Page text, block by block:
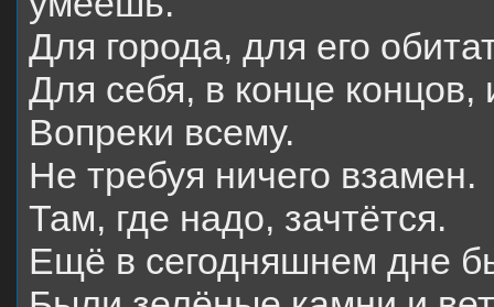
Для города, для его
Для себя, в конце концов,
Вопреки всему.
Не требуя ничего взамен.
Там, где надо, зачтётся.
Ещё в сегодняшнем дне